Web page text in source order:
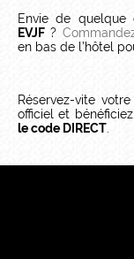
Envie de quelque
EVJF ?
en bas de l’hôtel
Réservez-vite
officiel et bénéficiez
le code DIRECT